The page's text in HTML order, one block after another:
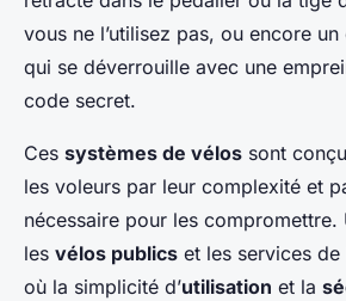
vous ne l’utilisez pas, ou encore
qui se déverrouille avec une
code secret.
Ces systèmes de vélos sont
les voleurs par leur complexité et
nécessaire pour les compromettre.
les vélos publics et les services de
où la simplicité d’utilisation et la